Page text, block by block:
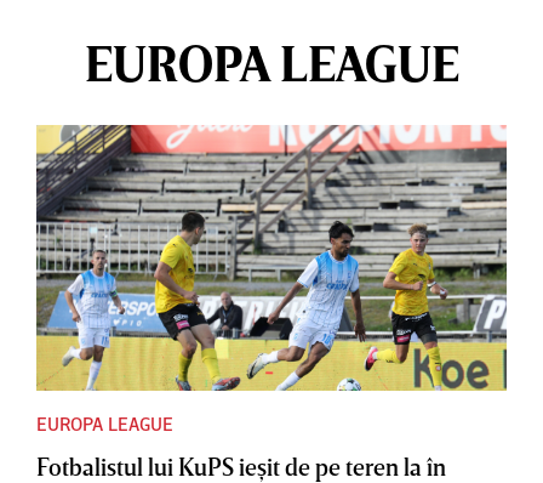
EUROPA LEAGUE
EUROPA LEAGUE
Fotbalistul lui KuPS ieşit de pe teren la în